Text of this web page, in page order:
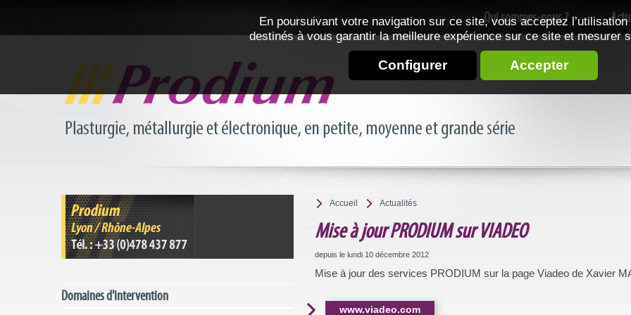
En poursuivant votre navigation sur ce site, vous acceptez
destinés à vous garantir la meilleure expérience sur ce site et mesurer
Configurer Accepter
Qui sommes-nous ?
Domaines d'intervention
Accueil Actualités
Mise à jour PRODIUM sur VIADEO
depuis le lundi 10 décembre 2012
Mise à jour des services PRODIUM sur la page Viadeo de Xavier
www.viadeo.com